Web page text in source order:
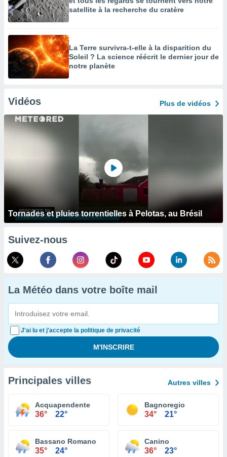
satellite à la recherche du cratère
La Terre survivra-t-elle à la disparition du
Soleil ? La science réécrit le dernier jour de
notre planète
Vidéos Plus de vidéos
Tornades et pluies torrentielles à Pelotas, au Brésil
Suivez-nous
La Météo dans votre boîte mail
J'ai lu et j'accepte la politique de privacité
Principales villes Autres villes
Acquapendente
36° 22°
Bagnoregio
34° 21°
Bassano Romano
35° 24°
Canino
36° 23°